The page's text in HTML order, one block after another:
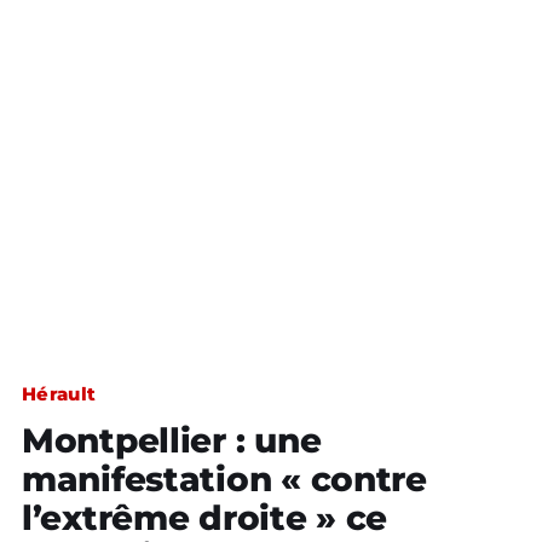
Hérault
Montpellier : une
manifestation « contre
l’extrême droite » ce